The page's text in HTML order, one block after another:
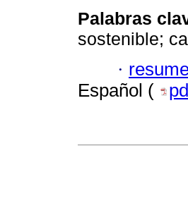
Palabras
sostenible;
·
Español (